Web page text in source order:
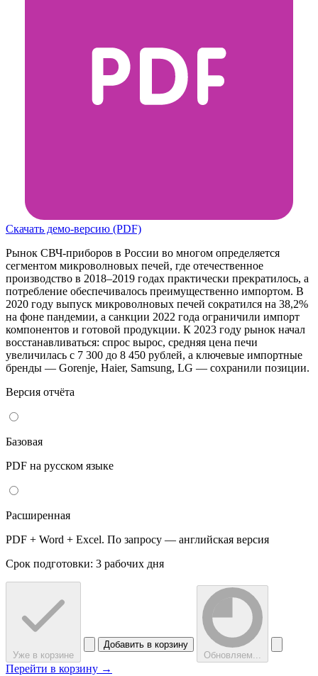
Скачать демо-версию (PDF)
Рынок СВЧ-приборов в России во многом определяется
сегментом микроволновых печей, где отечественное
производство в 2018–2019 годах практически прекратилось, а
потребление обеспечивалось преимущественно импортом. В
2020 году выпуск микроволновых печей сократился на 38,2%
на фоне пандемии, а санкции 2022 года ограничили импорт
компонентов и готовой продукции. К 2023 году рынок начал
восстанавливаться: спрос вырос, средняя цена печи
увеличилась с 7 300 до 8 450 рублей, а ключевые импортные
бренды — Gorenje, Haier, Samsung, LG — сохранили позиции.
Версия отчёта
Базовая
PDF на русском языке
Расширенная
PDF + Word + Excel. По запросу — английская версия
Срок подготовки: 3 рабочих дня
Уже в корзине
Добавить в корзину
Обновляем...
Перейти в корзину →